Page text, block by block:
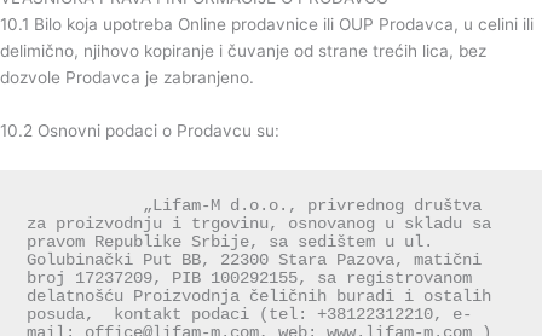
10.1 Bilo koja upotreba Online prodavnice ili OUP Prodavca, u celini ili
delimično, njihovo kopiranje i čuvanje od strane trećih lica, bez
dozvole Prodavca je zabranjeno.
10.2 Osnovni podaci o Prodavcu su:
za proizvodnju i trgovinu, osnovanog u skladu sa
pravom Republike Srbije, sa sedištem u ul.
Golubinački Put BB, 22300 Stara Pazova, matični
broj 17237209, PIB 100292155, sa registrovanom
delatnošću Proizvodnja čeličnih buradi i ostalih
posuda,  kontakt podaci (tel: +38122312210, e-